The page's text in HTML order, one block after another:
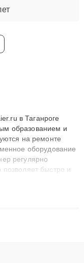
в Таганроге
образованием и
на ремонте
оборудование
регулярно
быстро и
решают